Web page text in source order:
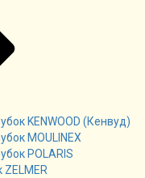
KENWOOD (Кенвуд)
MOULINEX
POLARIS